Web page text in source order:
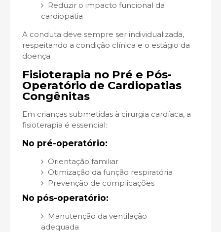
Reduzir o impacto funcional da
cardiopatia
A conduta deve sempre ser individualizada,
respeitando a condição clínica e o estágio da
doença.
Fisioterapia no Pré e Pós-
Operatório de Cardiopatias
Congênitas
Em crianças submetidas à cirurgia cardíaca, a
fisioterapia é essencial:
No pré-operatório:
Orientação familiar
Otimização da função respiratória
Prevenção de complicações
No pós-operatório:
Manutenção da ventilação
adequada